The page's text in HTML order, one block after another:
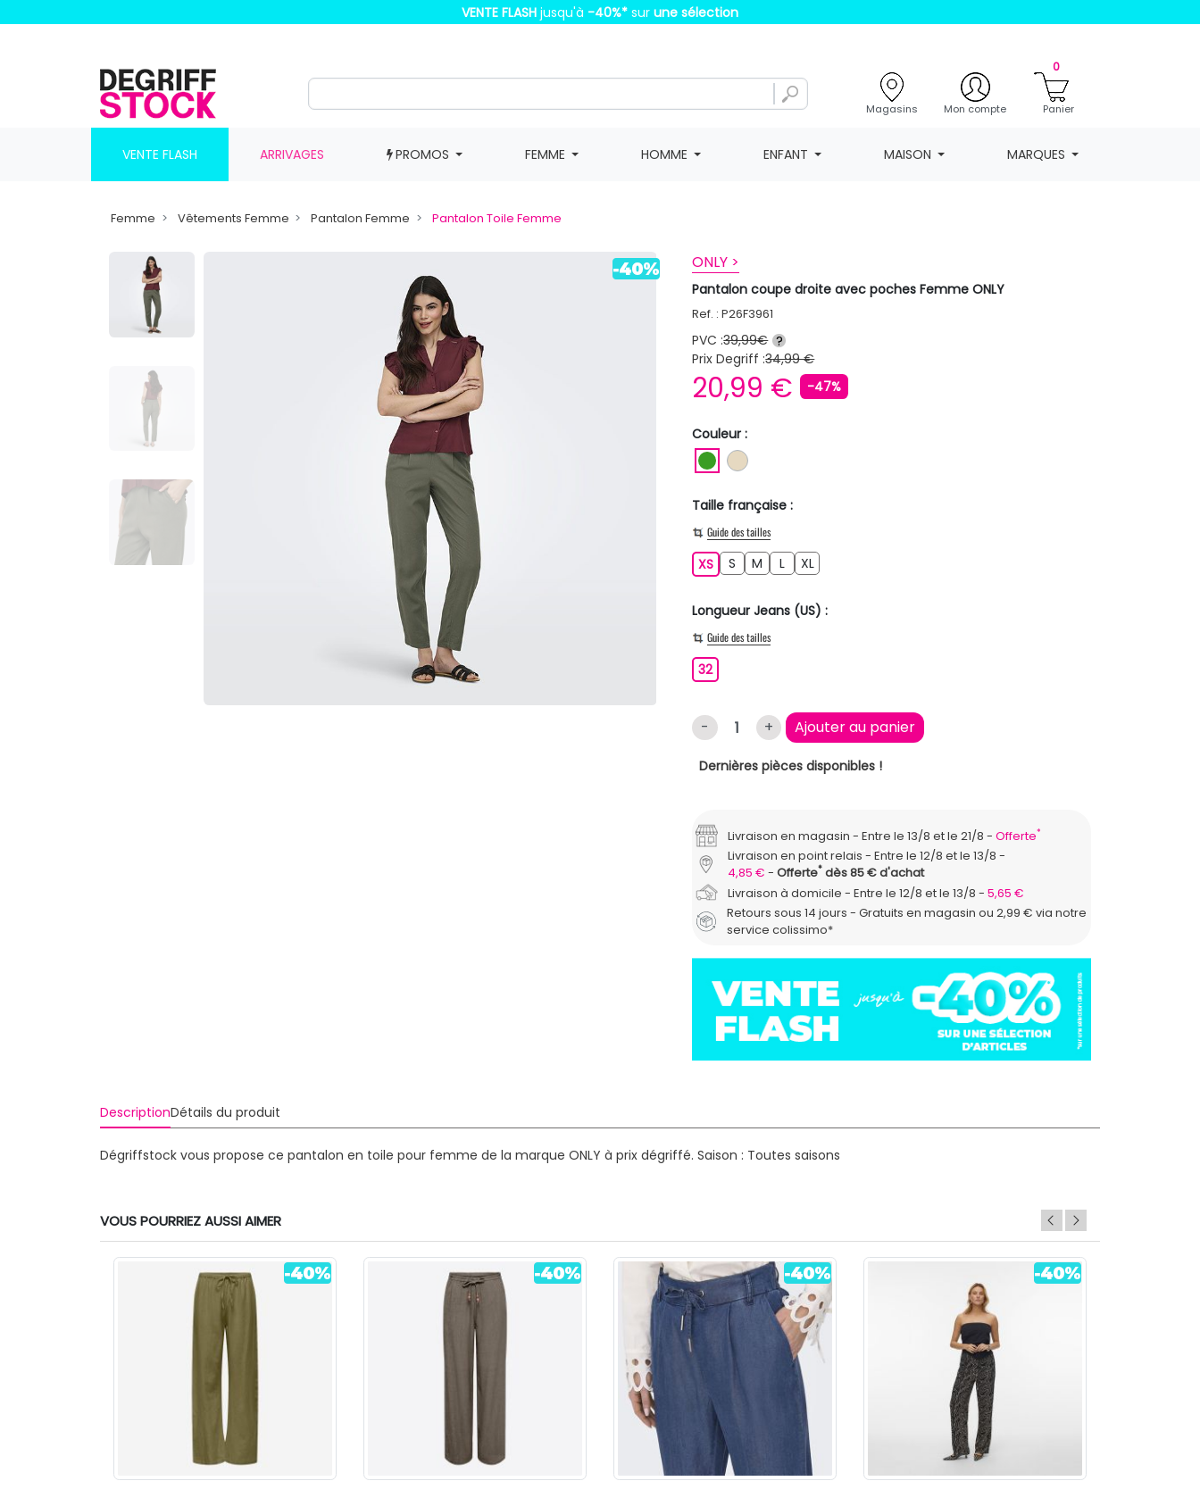
VENTE FLASH jusqu'à -40%* sur une sélection
Magasins Mon compte
0
Panier
VENTE FLASH ARRIVAGES PROMOS FEMME HOMME ENFANT MAISON MARQUES
Femme Vêtements Femme Pantalon Femme Pantalon Toile Femme
ONLY >
Pantalon coupe droite avec poches Femme ONLY
Ref. : P26F3961
PVC :39,99€ ?
Prix Degriff :34,99 €
20,99 € -47%
Couleur :
VERTBEIGE
Taille française :
Guide des tailles
XSXS S M LL XLXL
Longueur Jeans (US) :
Guide des tailles
3232
- + Ajouter au panier
Dernières pièces disponibles !
Livraison en magasin Entre le 13/8 et le 21/8 Offerte*
Livraison en point relais
Entre le 12/8 et le 13/8
4,85 €
Offerte*dès 85 € d'achat
Livraison à domicile
Entre le 12/8 et le 13/8
5,65 €
Retours sous 14 jours - Gratuits en magasin ou 2,99 € via notre
service colissimo*
DescriptionDétails du produit
Dégriffstock vous propose ce pantalon en toile pour femme de la marque ONLY à prix dégriffé. Saison : Toutes saisons
VOUS POURRIEZ AUSSI AIMER